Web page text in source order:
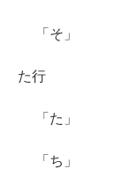
「そ」
た行
「た」
「ち」